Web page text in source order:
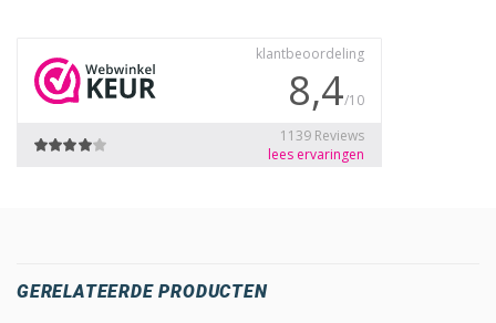
GERELATEERDE PRODUCTEN